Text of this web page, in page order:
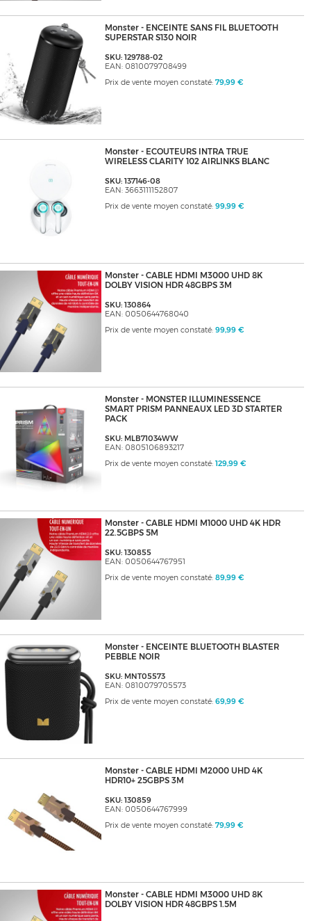
Monster - ENCEINTE SANS FIL BLUETOOTH
SUPERSTAR S130 NOIR
SKU: 129788-02
EAN: 0810079708499
Prix de vente moyen constaté: 79,99 €
Monster - ECOUTEURS INTRA TRUE
WIRELESS CLARITY 102 AIRLINKS BLANC
SKU: 137146-08
EAN: 3663111152807
Prix de vente moyen constaté: 99,99 €
Monster - CABLE HDMI M3000 UHD 8K
DOLBY VISION HDR 48GBPS 3M
SKU: 130864
EAN: 0050644768040
Prix de vente moyen constaté: 99,99 €
Monster - MONSTER ILLUMINESSENCE
SMART PRISM PANNEAUX LED 3D STARTER
PACK
SKU: MLB71034WW
EAN: 0805106893217
Prix de vente moyen constaté: 129,99 €
Monster - CABLE HDMI M1000 UHD 4K HDR
22.5GBPS 5M
SKU: 130855
EAN: 0050644767951
Prix de vente moyen constaté: 89,99 €
Monster - ENCEINTE BLUETOOTH BLASTER
PEBBLE NOIR
SKU: MNT05573
EAN: 0810079705573
Prix de vente moyen constaté: 69,99 €
Monster - CABLE HDMI M2000 UHD 4K
HDR10+ 25GBPS 3M
SKU: 130859
EAN: 0050644767999
Prix de vente moyen constaté: 79,99 €
Monster - CABLE HDMI M3000 UHD 8K
DOLBY VISION HDR 48GBPS 1.5M